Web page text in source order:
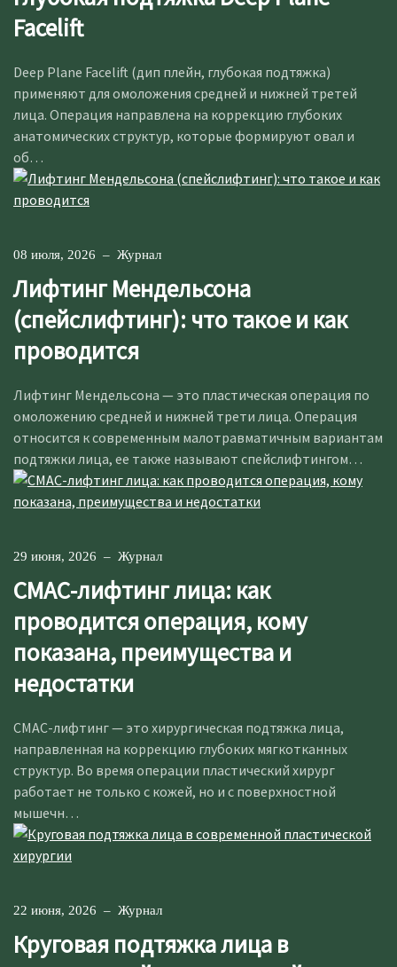
Facelift
Deep Plane Facelift (дип плейн, глубокая подтяжка)
применяют для омоложения средней и нижней третей
лица. Операция направлена на коррекцию глубоких
анатомических структур, которые формируют овал и
об…
08 июля, 2026 – Журнал
Лифтинг Мендельсона
(спейслифтинг): что такое и как
проводится
Лифтинг Мендельсона — это пластическая операция по
омоложению средней и нижней трети лица. Операция
относится к современным малотравматичным вариантам
подтяжки лица, ее также называют спейслифтингом…
29 июня, 2026 – Журнал
СМАС-лифтинг лица: как
проводится операция, кому
показана, преимущества и
недостатки
СМАС-лифтинг — это хирургическая подтяжка лица,
направленная на коррекцию глубоких мягкотканных
структур. Во время операции пластический хирург
работает не только с кожей, но и с поверхностной
мышечн…
22 июня, 2026 – Журнал
Круговая подтяжка лица в